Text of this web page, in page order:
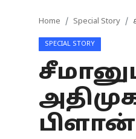
Games
Health
Home Special Story
SPECIAL STORY